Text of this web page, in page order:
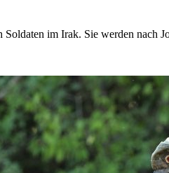
im Irak. Sie werden nach